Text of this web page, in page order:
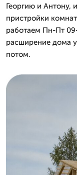
Георгию и Антону,
пристройки
работаем Пн-Пт
расширение дома
потом.